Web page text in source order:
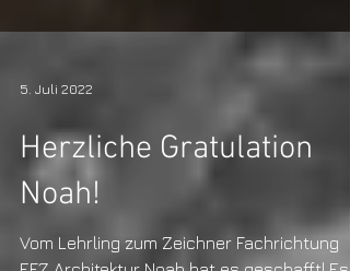
5. Juli 2022
Herzliche Gratulation
Noah!